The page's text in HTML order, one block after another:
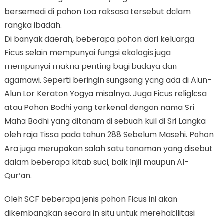
bersemedi di pohon Loa raksasa tersebut dalam
rangka ibadah.
Di banyak daerah, beberapa pohon dari keluarga
Ficus selain mempunyai fungsi ekologis juga
mempunyai makna penting bagi budaya dan
agamawi. Seperti beringin sungsang yang ada di Alun-
Alun Lor Keraton Yogya misalnya. Juga Ficus religlosa
atau Pohon Bodhi yang terkenal dengan nama Sri
Maha Bodhi yang ditanam di sebuah kuil di Sri Langka
oleh raja Tissa pada tahun 288 Sebelum Masehi. Pohon
Ara juga merupakan salah satu tanaman yang disebut
dalam beberapa kitab suci, baik Injil maupun Al-
Qur’an.
Oleh SCF beberapa jenis pohon Ficus ini akan
dikembangkan secara in situ untuk merehabilitasi